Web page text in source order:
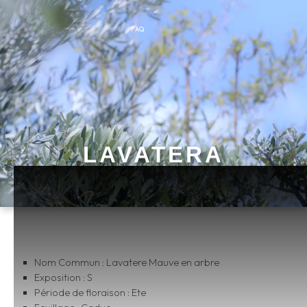
FAQ
LAVATERA
Nom Commun : Lavatere Mauve en arbre
Exposition : S
Période de floraison : Ete